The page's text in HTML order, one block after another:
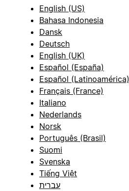
English (US)
Bahasa Indonesia
Dansk
Deutsch
English (UK)
Español (España)
Español (Latinoamérica)
Français (France)
Italiano
Nederlands
Norsk
Português (Brasil)
Suomi
Svenska
Tiếng Việt
עברית